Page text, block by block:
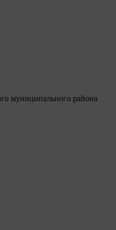
муниципального района